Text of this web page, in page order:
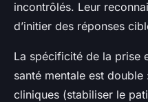
incontrôlés. Leur
d’initier des réponses
La spécificité de la prise
santé mentale est
cliniques (stabiliser le